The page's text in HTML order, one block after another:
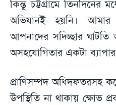
কিন্তু চট্টগ্রামে
অভিযানই হয়নি।
আপনাদের সদিচ্ছার ঘাটতি
অসহযোগিতার একটা
প্রাণিসম্পদ অধিদফতরসহ
উপস্থিতি না থাকায় ক্ষোভ